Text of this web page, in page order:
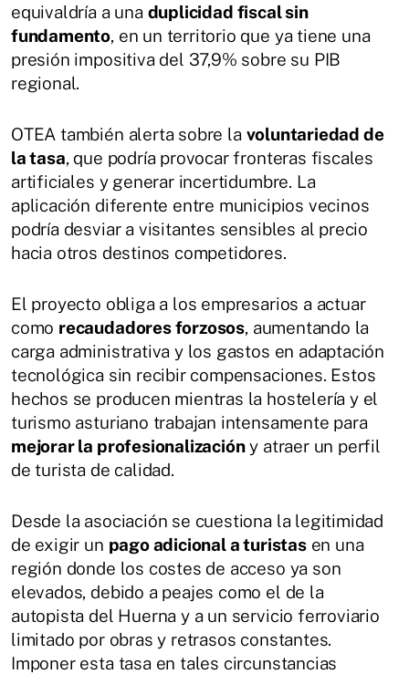
equivaldría a una duplicidad fiscal sin
fundamento, en un territorio que ya tiene una
presión impositiva del 37,9% sobre su PIB
regional.
OTEA también alerta sobre la voluntariedad de
la tasa, que podría provocar fronteras fiscales
artificiales y generar incertidumbre. La
aplicación diferente entre municipios vecinos
podría desviar a visitantes sensibles al precio
hacia otros destinos competidores.
El proyecto obliga a los empresarios a actuar
como recaudadores forzosos, aumentando la
carga administrativa y los gastos en adaptación
tecnológica sin recibir compensaciones. Estos
hechos se producen mientras la hostelería y el
turismo asturiano trabajan intensamente para
mejorar la profesionalizacióny atraer un perfil
de turista de calidad.
Desde la asociación se cuestiona la legitimidad
de exigir un pago adicional a turistasen una
región donde los costes de acceso ya son
elevados, debido a peajes como el de la
autopista del Huerna y a un servicio ferroviario
limitado por obras y retrasos constantes.
Imponer esta tasa en tales circunstancias